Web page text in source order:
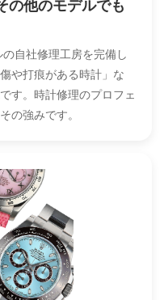
の他のモデルでも
自社修理工房を完備し
や打痕がある時計」な
す。時計修理のプロフェ
の強みです。